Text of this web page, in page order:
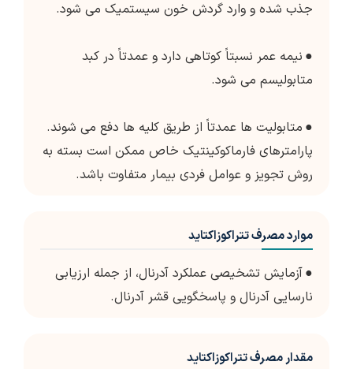
جذب شده و وارد گردش خون سیستمیک می شود.
● نیمه عمر نسبتاً کوتاهی دارد و عمدتاً در کبد
متابولیسم می شود.
● متابولیت ها عمدتاً از طریق کلیه ها دفع می شوند.
پارامترهای فارماکوکینتیک خاص ممکن است بسته به
روش تجویز و عوامل فردی بیمار متفاوت باشد.
موارد مصرف تتراکوزاکتاید
●آزمایش تشخیصی عملکرد آدرنال، از جمله ارزیابی
نارسایی آدرنال و پاسخگویی قشر آدرنال.
مقدار مصرف تتراکوزاکتاید